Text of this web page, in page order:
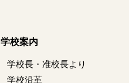
学校案内
学校長・准校長より
学校沿革